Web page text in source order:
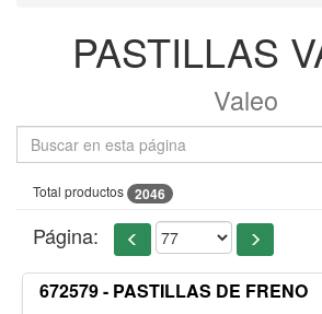
PASTILLAS
Valeo
Total productos 2046
Página:
672579 - PASTILLAS DE FRENO